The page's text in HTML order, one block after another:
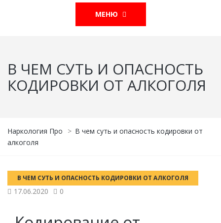
МЕНЮ
В ЧЕМ СУТЬ И ОПАСНОСТЬ
КОДИРОВКИ ОТ АЛКОГОЛЯ
Наркология Про > В чем суть и опасность кодировки от
алкоголя
В ЧЕМ СУТЬ И ОПАСНОСТЬ КОДИРОВКИ ОТ АЛКОГОЛЯ
17.06.2020 0